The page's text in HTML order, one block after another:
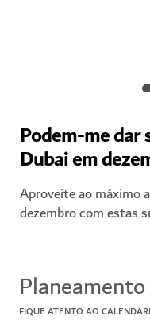
Podem-me dar
Dubai em
Aproveite ao máximo
dezembro com estas
FIQUE ATENTO AO